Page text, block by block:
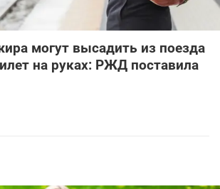
могут высадить из поезда
на руках: РЖД поставила